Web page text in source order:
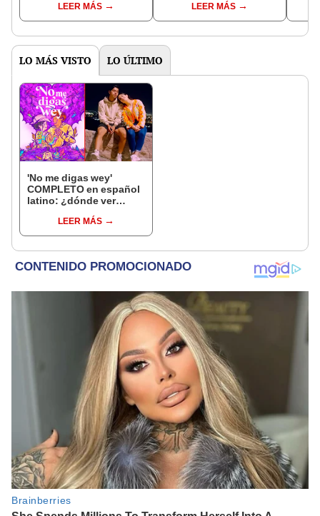
LEER MÁS LEER MÁS
LO MÁS VISTO LO ÚLTIMO
'No me digas wey'
COMPLETO en español
latino: ¿dónde ver
cortometraje mexicano?
LEER MÁS